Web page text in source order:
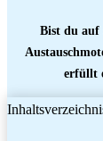
Bist du auf
erfüllt